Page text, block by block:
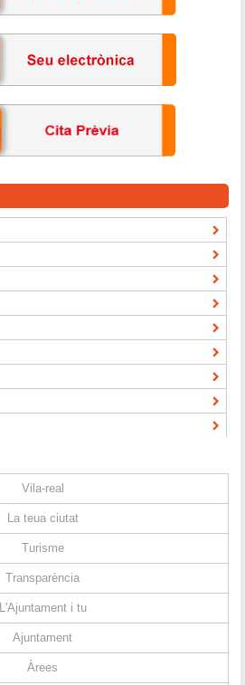
Vila-real
La teua ciutat
Turisme
Transparència
L'Ajuntament i tu
Ajuntament
Àrees